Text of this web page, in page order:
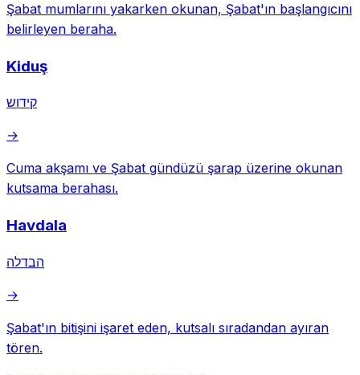
Şabat mumlarını yakarken okunan, Şabat'ın başlangıcını
belirleyen beraha.
Kiduş
קידוש
→
Cuma akşamı ve Şabat gündüzü şarap üzerine okunan
kutsama berahası.
Havdala
הבדלה
→
Şabat'ın bitişini işaret eden, kutsalı sıradandan ayıran
tören.